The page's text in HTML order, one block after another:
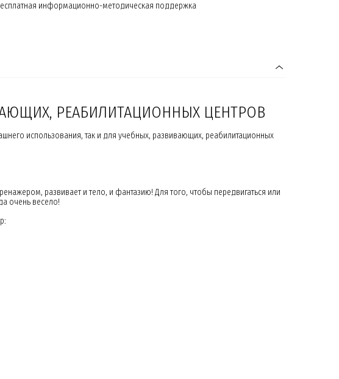
информационно-методическая поддержка
РЕАБИЛИТАЦИОННЫХ ЦЕНТРОВ
использования, так и для учебных, развивающих, реабилитационных
развивает и тело, и фантазию! Для того, чтобы передвигаться или
очень весело!